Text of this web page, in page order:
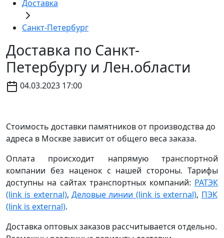
Доставка
Санкт-Петербург
Доставка по Санкт-
Петербургу и Лен.области
04.03.2023 17:00
Стоимость доставки памятников от производства до
адреса в Москве зависит от общего веса заказа.
Оплата происходит напрямую транспортной
компании без наценок с нашей стороны. Тарифы
доступны на сайтах транспортных компаний: РАТЭК
(link is external),Деловые линии (link is external), ПЭК
(link is external).
Доставка оптовых заказов рассчитывается отдельно.